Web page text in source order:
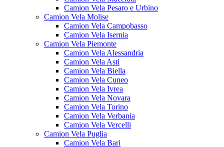
Camion Vela Pesaro e Urbino
Camion Vela Molise
Camion Vela Campobasso
Camion Vela Isernia
Camion Vela Piemonte
Camion Vela Alessandria
Camion Vela Asti
Camion Vela Biella
Camion Vela Cuneo
Camion Vela Ivrea
Camion Vela Novara
Camion Vela Torino
Camion Vela Verbania
Camion Vela Vercelli
Camion Vela Puglia
Camion Vela Bari